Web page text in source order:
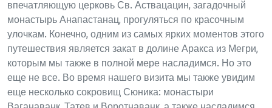
впечатляющую церковь Св. Аствацацин, загадочный
монастырь Анапастанац, прогуляться по красочным
улочкам. Конечно, одним из самых ярких моментов этого
путешествия является закат в долине Аракса из Мегри,
которым мы также в полной мере насладимся. Но это
еще не все. Во время нашего визита мы также увидим
еще несколько сокровищ Сюника: монастыри